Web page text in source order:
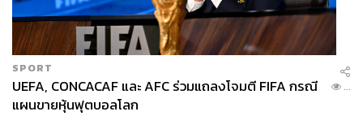
จุดอันตรายที่สุดสำหรับอาร์เตตาเกิดขึ้นในช่วงเปิดฤดูกาล
2021/22 เมื่ออาร์เซนอลพ่ายแพ้ 3 นัดรวด และมองไม่เห็นว่า
ทีมจะกลับมาประสบความสำเร็จได้อย่างไร
“Arteta Out!” แฟนบอลอาร์เซนอลเริ่มตะโกนขับไล่เขา
SPORT
UEFA, CONCACAF และ AFC ร่วมแถลงโจมตี FIFA กรณี
แผนขายหุ้นฟุตบอลโลก
...